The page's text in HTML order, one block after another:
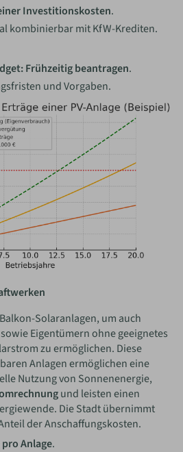
Investitionskosten.
kombinierbar mit KfW-Krediten.
Frühzeitig beantragen.
und Vorgaben.
Solaranlagen, um auch
Eigentümern ohne geeignetes
zu ermöglichen. Diese
Anlagen ermöglichen eine
Nutzung von Sonnenenergie,
und leisten einen
Die Stadt übernimmt
der Anschaffungskosten.
pro Anlage.